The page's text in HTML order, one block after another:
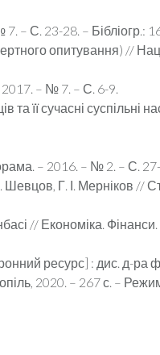
– С. 23-28. – Бібліогр.:
опитування) //
2017. – № 7. – С. 6-9.
її сучасні суспільні
– 2016. – № 2. – С.
Шевцов, Г. І. Мерніков //
// Економіка.
ресурс] : дис. д-ра
2020. – 267 с. –